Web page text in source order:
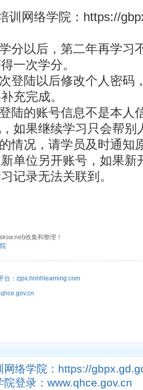
分以后，第二年再学习
一次学分。
登陆以后修改个人密码
充完成。
陆的账号信息不是本人
如果继续学习只会帮别
情况，请学员及时通知
单位另开账号，如果新
记录无法关联到。
收集和整理！
台：zjpx.hnhhlearning.com
网络学院：https://
院登录：www.qhce.gov.cn